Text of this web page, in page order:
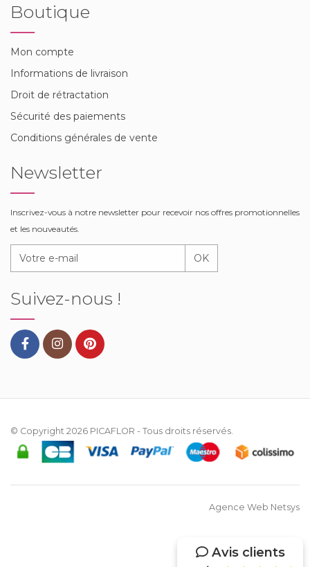
Avis clients
Boutique
Mon compte
Informations de livraison
Droit de rétractation
Sécurité des paiements
Conditions générales de vente
Newsletter
Inscrivez-vous à notre newsletter pour recevoir nos offres promotionnelles
et les nouveautés.
OK
Suivez-nous !
© Copyright 2026 PICAFLOR - Tous droits réservés.
Agence Web Netsys